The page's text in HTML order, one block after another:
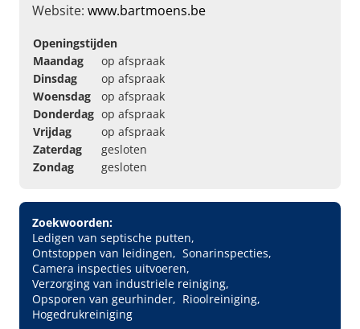
Website: www.bartmoens.be
Openingstijden
Maandag
op afspraak
Dinsdag
op afspraak
Woensdag
op afspraak
Donderdag op afspraak
Vrijdag
op afspraak
Zaterdag
gesloten
Zondag
gesloten
Zoekwoorden:
Ledigen van septische putten
Ontstoppen van leidingen
Sonarinspecties
Camera inspecties uitvoeren
Verzorging van industriele reiniging
Opsporen van geurhinder
Rioolreiniging
Hogedrukreiniging